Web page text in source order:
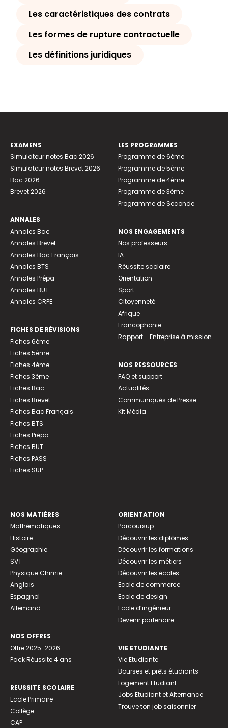
Les caractéristiques des contrats
Les formes de rupture contractuelle
Les définitions juridiques
EXAMENS
Simulateur notes Bac 2026
Simulateur notes Brevet 2026
Bac 2026
Brevet 2026
ANNALES
Annales Bac
Annales Brevet
Annales Bac Français
Annales BTS
Annales Prépa
Annales BUT
Annales CRPE
FICHES DE RÉVISIONS
Fiches 6ème
Fiches 5ème
Fiches 4ème
Fiches 3ème
Fiches Bac
Fiches Brevet
Fiches Bac Français
Fiches BTS
Fiches Prépa
Fiches BUT
Fiches PASS
Fiches SUP
LES PROGRAMMES
Programme de 6ème
Programme de 5ème
Programme de 4ème
Programme de 3ème
Programme de Seconde
NOS ENGAGEMENTS
Nos professeurs
IA
Réussite scolaire
Orientation
Sport
Citoyenneté
Afrique
Francophonie
Rapport - Entreprise à mission
NOS RESSOURCES
FAQ et support
Actualités
Communiqués de Presse
Kit Média
NOS MATIÈRES
Mathématiques
Histoire
Géographie
SVT
Physique Chimie
Anglais
Espagnol
Allemand
NOS OFFRES
Offre 2025-2026
Pack Réussite 4 ans
REUSSITE SCOLAIRE
Ecole Primaire
Collège
CAP
ORIENTATION
Parcoursup
Découvrir les diplômes
Découvrir les formations
Découvrir les métiers
Découvrir les écoles
Ecole de commerce
Ecole de design
Ecole d’ingénieur
Devenir partenaire
VIE ETUDIANTE
Vie Etudiante
Bourses et prêts étudiants
Logement Etudiant
Jobs Etudiant et Alternance
Trouve ton job saisonnier